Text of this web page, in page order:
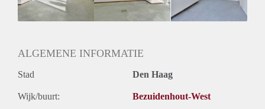
Huurtermijn
Onbepaalde termijn
ALGEMENE INFORMATIE
Stad Den Haag
Wijk/buurt: Bezuidenhout-West